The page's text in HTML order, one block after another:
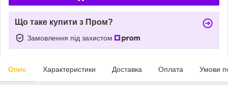
Що таке купити з Пром?
Замовлення під захистом
Опис Характеристики Доставка Оплата Умови